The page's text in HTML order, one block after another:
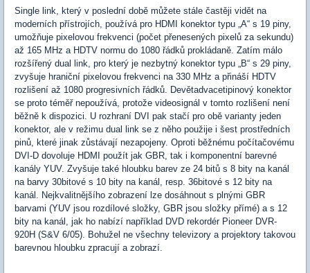
Single link, který v poslední době můžete stále častěji vidět na
moderních přístrojích, používá pro HDMI konektor typu „A“ s 19 piny,
umožňuje pixelovou frekvenci (počet přenesených pixelů za sekundu)
až 165 MHz a HDTV normu do 1080 řádků prokládaně. Zatím málo
rozšířený dual link, pro který je nezbytný konektor typu „B“ s 29 piny,
zvyšuje hraniční pixelovou frekvenci na 330 MHz a přináší HDTV
rozlišení až 1080 progresivních řádků. Devětadvacetipinový konektor
se proto téměř nepoužívá, protože videosignál v tomto rozlišení není
běžně k dispozici. U rozhraní DVI pak stačí pro obě varianty jeden
konektor, ale v režimu dual link se z něho použije i šest prostředních
pinů, které jinak zůstávají nezapojeny. Oproti běžnému počítačovému
DVI-D dovoluje HDMI použít jak GBR, tak i komponentní barevné
kanály YUV. Zvyšuje také hloubku barev ze 24 bitů s 8 bity na kanál
na barvy 30bitové s 10 bity na kanál, resp. 36bitové s 12 bity na
kanál. Nejkvalitnějšího zobrazení lze dosáhnout s plnými GBR
barvami (YUV jsou rozdílové složky, GBR jsou složky přímé) a s 12
bity na kanál, jak ho nabízí například DVD rekordér Pioneer DVR-
920H (S&V 6/05). Bohužel ne všechny televizory a projektory takovou
barevnou hloubku zpracují a zobrazí.